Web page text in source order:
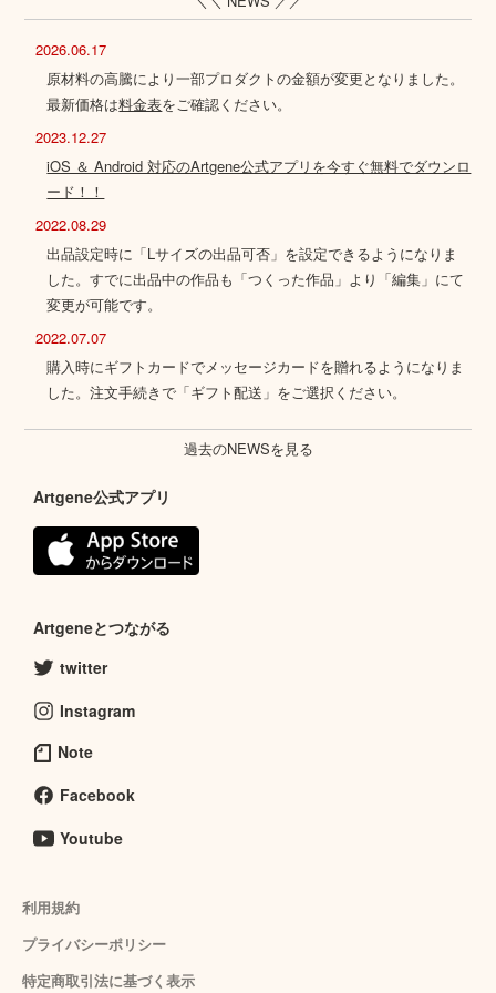
2026.06.17
原材料の高騰により一部プロダクトの金額が変更となりました。
最新価格は料金表をご確認ください。
2023.12.27
iOS ＆ Android 対応のArtgene公式アプリを今すぐ無料でダウンロ
ード！！
2022.08.29
出品設定時に「Lサイズの出品可否」を設定できるようになりま
した。すでに出品中の作品も「つくった作品」より「編集」にて
変更が可能です。
2022.07.07
購入時にギフトカードでメッセージカードを贈れるようになりま
した。注文手続きで「ギフト配送」をご選択ください。
過去のNEWSを見る
Artgene公式アプリ
Artgeneとつながる
twitter
Instagram
Note
Facebook
Youtube
利用規約
プライバシーポリシー
特定商取引法に基づく表示